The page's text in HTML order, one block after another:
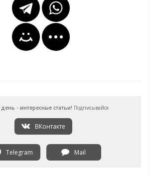
- интересные статьи! Подписывайся
ВКонтакте
Telegram Mail